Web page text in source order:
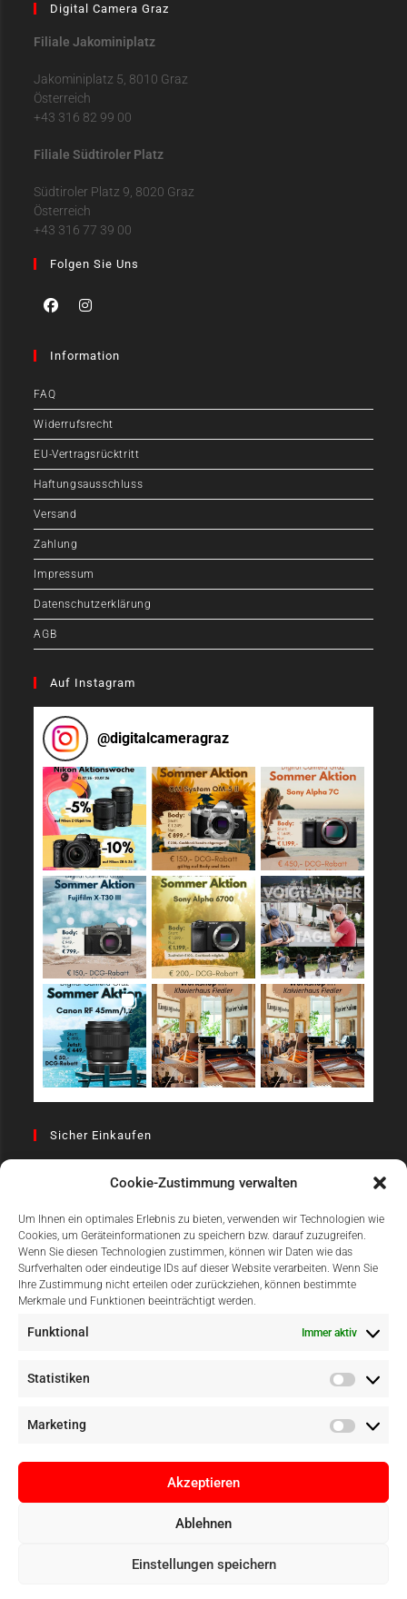
Cookie-Zustimmung verwalten
Um Ihnen ein optimales Erlebnis zu bieten, verwenden wir Technologien wie
Cookies, um Geräteinformationen zu speichern bzw. darauf zuzugreifen.
Wenn Sie diesen Technologien zustimmen, können wir Daten wie das
Surfverhalten oder eindeutige IDs auf dieser Website verarbeiten. Wenn Sie
Ihre Zustimmung nicht erteilen oder zurückziehen, können bestimmte
Merkmale und Funktionen beeinträchtigt werden.
Funktional Immer aktiv
Statistiken
Marketing
Akzeptieren
Ablehnen
Einstellungen speichern
Digital Camera Graz
Filiale Jakominiplatz
Jakominiplatz 5, 8010 Graz
Österreich
+43 316 82 99 00
Filiale Südtiroler Platz
Südtiroler Platz 9, 8020 Graz
Österreich
+43 316 77 39 00
Folgen Sie Uns
Information
FAQ
Widerrufsrecht
EU-Vertragsrücktritt
Haftungsausschluss
Versand
Zahlung
Impressum
Datenschutzerklärung
AGB
Auf Instagram
@digitalcameragraz
Sicher Einkaufen
Einfach Online Bezahlen
Copyright © Digital Camera Graz 2022. Alle Rechte vorbehalten. E-
Commerce bypathways digital, Mallorca